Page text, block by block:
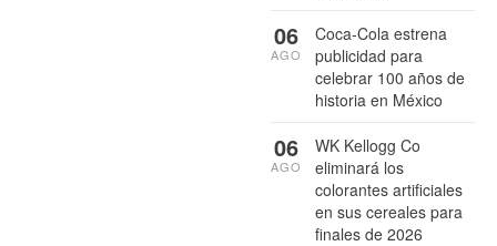
Coca-Cola estrena
publicidad para
celebrar 100 años de
historia en México
06
AGO
WK Kellogg Co
eliminará los
colorantes artificiales
en sus cereales para
finales de 2026
06
AGO